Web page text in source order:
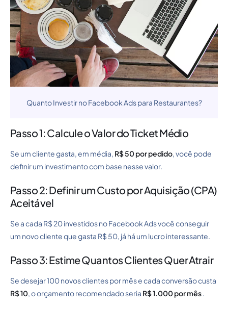
Quanto Investir no Facebook Ads para Restaurantes?
Passo 1: Calcule o Valor do Ticket Médio
Se um cliente gasta, em média, R$ 50 por pedido, você pode
definir um investimento com base nesse valor.
Passo 2: Definir um Custo por Aquisição (CPA)
Aceitável
Se a cada R$ 20 investidos no Facebook Ads você conseguir
um novo cliente que gasta R$ 50, já há um lucro interessante.
Passo 3: Estime Quantos Clientes Quer Atrair
Se desejar 100 novos clientes por mês e cada conversão custa
R$ 10, o orçamento recomendado seria R$ 1.000 por mês.